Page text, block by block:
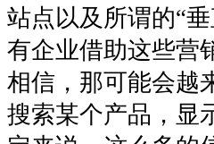
站点以及所谓的“
有企业借助这些营
相信，那可能会越
搜索某个产品，显